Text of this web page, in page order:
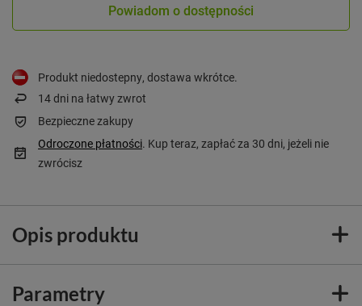
Powiadom o dostępności
Produkt niedostepny, dostawa wkrótce
14dni na łatwy zwrot
Bezpieczne zakupy
Odroczone płatności. Kup teraz, zapłać za 30 dni, jeżeli nie
zwrócisz
Opis produktu
Parametry